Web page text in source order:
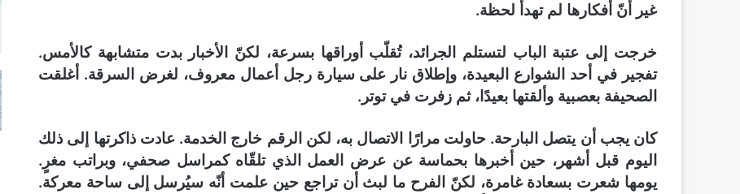
غير أنّ أفكارها لم تهدأ لحظة.
خرجت إلى عتبة الباب لتستلم الجرائد، تُقلّب أوراقها بسرعة، لكنّ الأخبار بدت متشابهة كالأمس.
تفجير في أحد الشوارع البعيدة، وإطلاق نار على سيارة رجل أعمال معروف، لغرض السرقة. أغلقت
الصحيفة بعصبية وألقتها بعيدًا، ثم زفرت في توتر.
كان يجب أن يتصل البارحة. حاولت مرارًا الاتصال به، لكن الرقم خارج الخدمة. عادت ذاكرتها إلى ذلك
اليوم قبل أشهر، حين أخبرها بحماسة عن عرض العمل الذي تلقّاه كمراسل صحفي، وبراتب مغرٍ.
يومها شعرت بسعادة غامرة، لكنّ الفرح ما لبث أن تراجع حين علمت أنّه سيُرسل إلى ساحة معركة.